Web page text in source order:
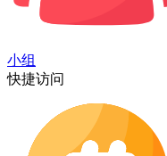
小组
快捷访问